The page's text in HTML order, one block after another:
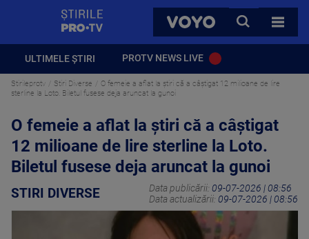
VOYO
CAUTA
TOATE
ULTIMELE ȘTIRI PROTV NEWS LIVE
Stirileprotv Stiri Diverse
O femeie a aflat la știri că a câștigat 12 milioane de lire
sterline la Loto. Biletul fusese deja aruncat la gunoi
O femeie a aflat la știri că a câștigat
12 milioane de lire sterline la Loto.
Biletul fusese deja aruncat la gunoi
STIRI DIVERSE Data publicării: 09-07-2026 | 08:56
Data actualizării: 09-07-2026 | 08:56